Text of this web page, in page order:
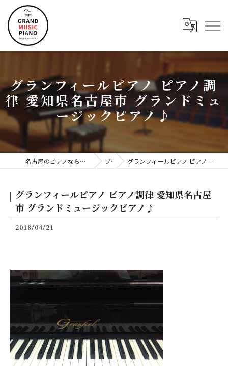
グランフィールピアノ ピアノ調
律 愛知県名古屋市 グランドミュ
ージックピアノ♪
名古屋のピアノならグランドミュージックピアノ株式会社 ブログ グランフィールピアノ ピアノ調律 愛知県名古屋市 グランドミュージックピアノ♪
グランフィールピアノ ピアノ調律 愛知県名古屋
市 グランドミュージックピアノ♪
2018/04/21